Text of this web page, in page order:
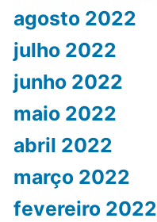
agosto 2022
julho 2022
junho 2022
maio 2022
abril 2022
março 2022
fevereiro 2022